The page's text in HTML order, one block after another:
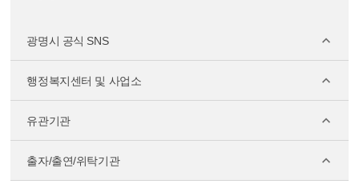
광명시 공식 SNS
행정복지센터 및 사업소
유관기관
출자/출연/위탁기관